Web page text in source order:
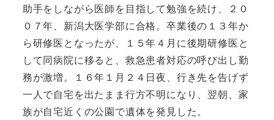
助手をしながら医師を目指して勉強を続け、２０
０７年、新潟大医学部に合格。卒業後の１３年か
ら研修医となったが、１５年４月に後期研修医と
して同病院に移ると、救急患者対応の呼び出し勤
務が激増。１６年１月２４日夜、行き先を告げず
一人で自宅を出たまま行方不明になり、翌朝、家
族が自宅近くの公園で遺体を発見した。